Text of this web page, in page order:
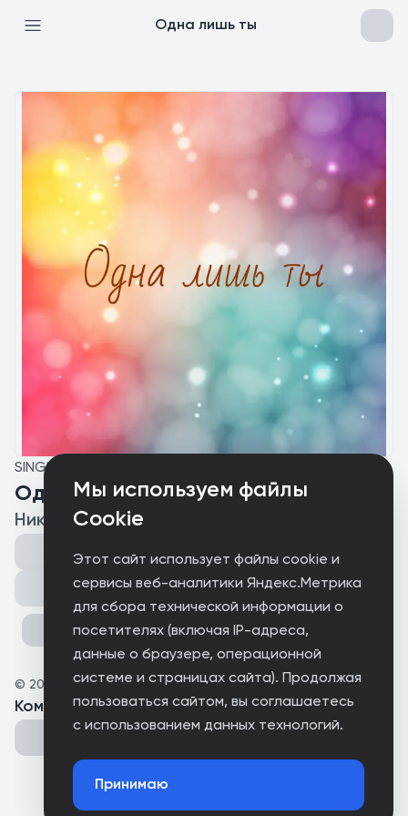
Мы используем файлы
Cookie
Этот сайт использует файлы cookie и
сервисы веб-аналитики Яндекс.Метрика
для сбора технической информации о
посетителях (включая IP-адреса,
данные о браузере, операционной
системе и страницах сайта). Продолжая
пользоваться сайтом, вы соглашаетесь
с использованием данных технологий.
Принимаю
Одна лишь ты
SINGLE
Одна лишь ты
Николай Горьковец
Поделиться
© 2025 nikfair
Комментарии(0 )